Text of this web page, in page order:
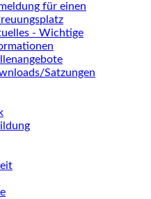
für einen
- Wichtige
Satzungen